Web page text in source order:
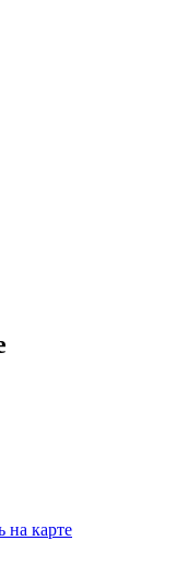
на карте